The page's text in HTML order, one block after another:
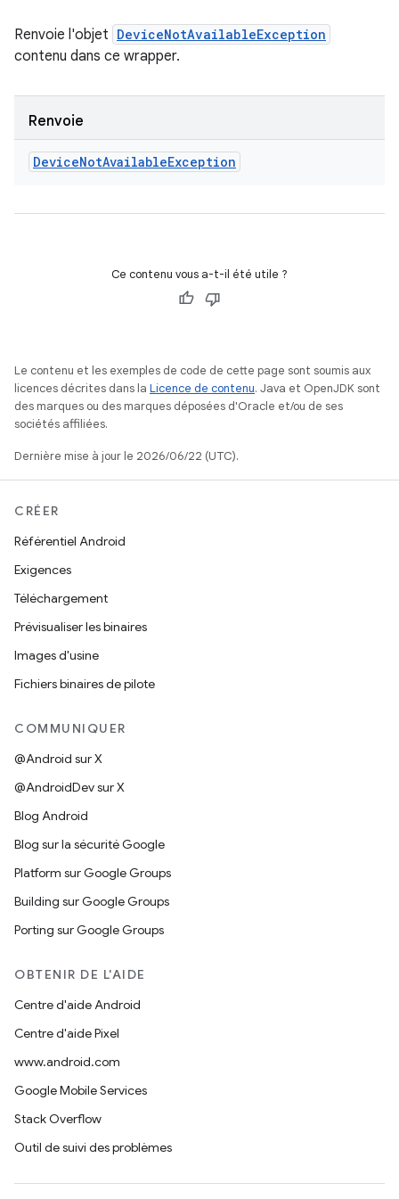
Renvoie l'objet DeviceNotAvailableException
contenu dans ce wrapper.
Renvoie
DeviceNotAvailableException
Ce contenu vous a-t-il été utile ?
Le contenu et les exemples de code de cette page sont soumis aux
licences décrites dans la Licence de contenu. Java et OpenJDK sont
des marques ou des marques déposées d'Oracle et/ou de ses
sociétés affiliées.
Dernière mise à jour le 2026/06/22 (UTC).
CRÉER
Référentiel Android
Exigences
Téléchargement
Prévisualiser les binaires
Images d'usine
Fichiers binaires de pilote
COMMUNIQUER
@Android sur X
@AndroidDev sur X
Blog Android
Blog sur la sécurité Google
Platform sur Google Groups
Building sur Google Groups
Porting sur Google Groups
OBTENIR DE L'AIDE
Centre d'aide Android
Centre d'aide Pixel
www.android.com
Google Mobile Services
Stack Overflow
Outil de suivi des problèmes